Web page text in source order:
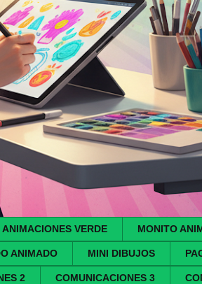
ANIMACIONES VERDE MONITO
ANIMADO MINI DIBUJOS
2 COMUNICACIONES 3